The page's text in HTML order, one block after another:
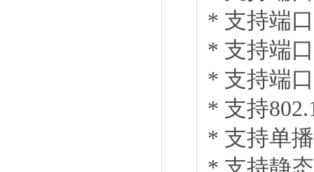
* 支持端
* 支持端
* 支持端
* 支持
* 支持单